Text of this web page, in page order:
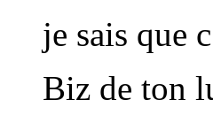
je sais que
Biz de ton